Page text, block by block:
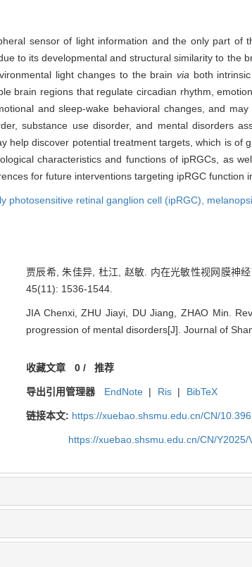
sensor of light information and the only part of
to its developmental and structural similarity to
light changes to the brain viaboth intrinsic
brain regions that regulate circadian rhythm,
and sleep-wake behavioral changes, and
substance use disorder, and mental disorders
help discover potential treatment targets, which is
characteristics and functions of ipRGCs, as
for future interventions targeting ipRGC function
photosensitive retinal ganglion cell (ipRGC),
贾辰希, 朱佳异, 杜江, 赵敏. 内在光敏性视网膜神
45(11): 1536-1544.
JIA Chenxi, ZHU Jiayi, DU Jiang, ZHAO Min.
progression of mental disorders[J]. Journal of
收藏文章 0/ 推荐
导出引用管理器 EndNote | Ris | BibTeX
链接本文: https://xuebao.shsmu.edu.cn/CN/
https://xuebao.shsmu.edu.cn/CN/Y2025/